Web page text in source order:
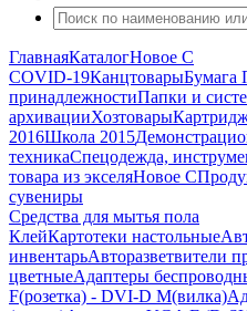
ГлавнаяКаталогНовое С
COVID-19КанцтоварыБумага
принадлежностиПапки и
архивацииХозтовары
2016Школа 2015
техникаСпецодежда,
товара из экселяНовое С
сувениры
Средства для мытья пола
КлейКартотеки настольные
инвентарьАвторазветвители
цветныеАдаптеры
F(розетка) - DVI-D M(вилка)